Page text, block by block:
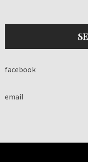
facebook
email